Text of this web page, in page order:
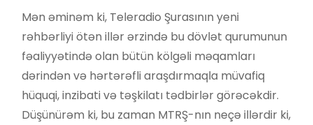
Mən əminəm ki, Teleradio Şurasının yeni
rəhbərliyi ötən illər ərzində bu dövlət qurumunun
fəaliyyətində olan bütün kölgəli məqamları
dərindən və hərtərəfli araşdırmaqla müvafiq
hüquqi, inzibati və təşkilatı tədbirlər görəcəkdir.
Düşünürəm ki, bu zaman MTRŞ-nın neçə illərdir ki,